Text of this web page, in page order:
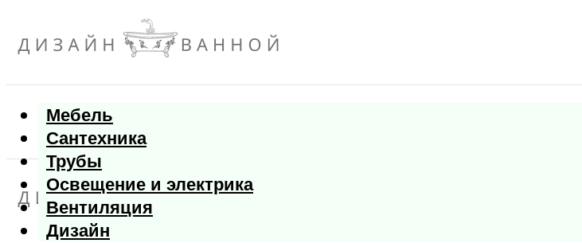
Мебель
Сантехника
Трубы
Освещение и электрика
Вентиляция
Дизайн